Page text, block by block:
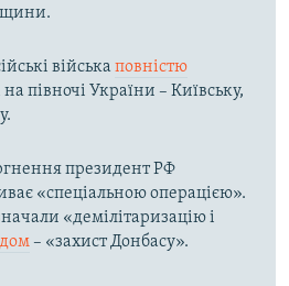
війська повністю
на півночі України – Київську,
президент РФ
«спеціальною операцією».
«демілітаризацію і
– «захист Донбасу».